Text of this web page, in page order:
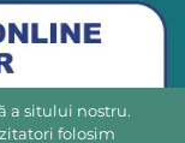
a sitului nostru.
folosim